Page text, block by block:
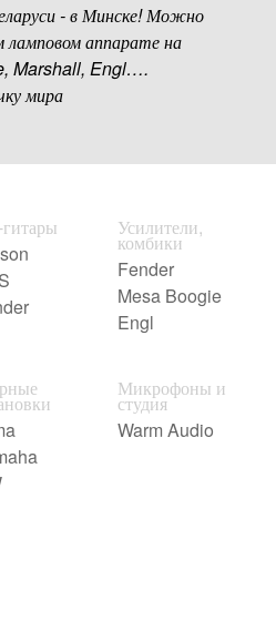
- в Минске! Можно
аппарате на
Marshall, Engl….
мира
Усилители,
комбики
Fender
Mesa Boogie
Engl
Микрофоны и
студия
Warm Audio